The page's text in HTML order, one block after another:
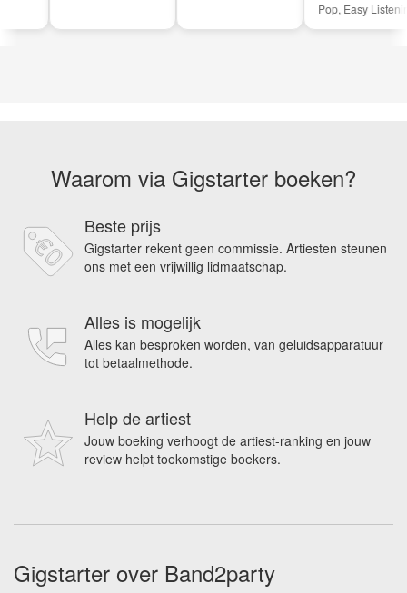
Pop, Easy
Waarom via Gigstarter boeken?
Beste prijs
Gigstarter rekent geen commissie. Artiesten steunen
ons met een vrijwillig lidmaatschap.
Alles is mogelijk
Alles kan besproken worden, van geluidsapparatuur
tot betaalmethode.
Help de artiest
Jouw boeking verhoogt de artiest-ranking en jouw
review helpt toekomstige boekers.
Gigstarter over Band2party